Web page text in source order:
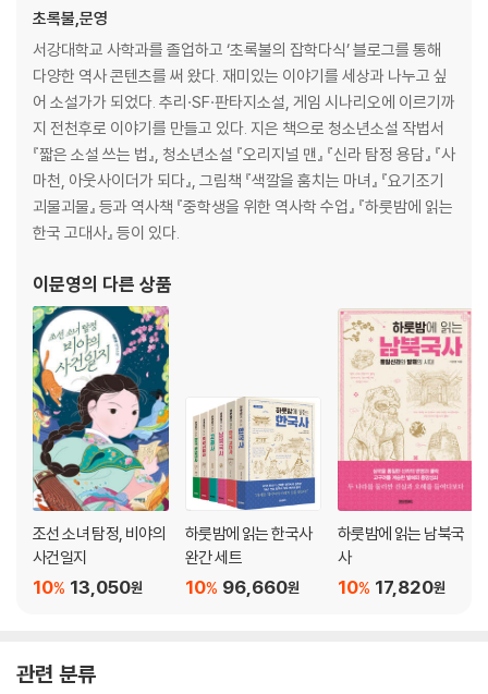
깨어진 거울을 다시 합하다 · 설씨녀와 가실 74
명외교관의 순애보 · 강수의 아내 80
행복으로의 탈출 · 옥소 85
3. 버들꽃 붉은 자태 잠깐 동안 봄이려니
청산리 벽계수야 쉬이 감을 자랑 마라 · 황진이 93
정실부인이 된 기생 · 대중래 109
천릿길을 걸어 그에게로 · 홍랑과 최경창 115
백주의 납치극 주인공 · 가희아 129
양녕대군을 속이다 · 고정정과 양녕대군 134
조선의 왕자들이 빠져든 무희 · 초요경 140
문인들의 사랑을 받았지만 · 매창 146
세상만사가 다 한바탕 꿈 · 계섬 154
4. 고귀하지만 행복과는 거리가 먼
여왕과 숙부의 혼인 · 진성여왕 163
왕건을 왕위에 올린 여인 · 신혜왕후 168
고구려를 들었다 놨다 · 천추태후 172
숙종으로 살고 숙종으로 죽은 · 장희빈 179
꿈으로 이어지는 그녀의 운명 · 공예태후 186
7일 왕비 · 단경왕후 200
초록불,문영
서강대학교 사학과를 졸업하고 ‘초록불의 잡학다식’ 블로그를 통해
다양한 역사 콘텐츠를 써 왔다. 재미있는 이야기를 세상과 나누고 싶
어 소설가가 되었다. 추리·SF·판타지소설, 게임 시나리오에 이르기까
지 전천후로 이야기를 만들고 있다. 지은 책으로 청소년소설 작법서
『짧은 소설 쓰는 법』, 청소년소설 『오리지널 맨』 『신라 탐정 용담』 『사
마천, 아웃사이더가 되다』, 그림책 『색깔을 훔치는 마녀』 『요기조기
괴물괴물』 등과 역사책 『중학생을 위한 역사학 수업』 『하룻밤에 읽는
한국 고대사』 등이 있다.
이문영의 다른 상품
조선 소녀 탐정, 비야의
사건일지
13,050원
10%
하룻밤에 읽는 한국사
완간 세트
96,660원
10%
하룻밤에 읽는 남북국
사
17,820원
10%
관련 분류